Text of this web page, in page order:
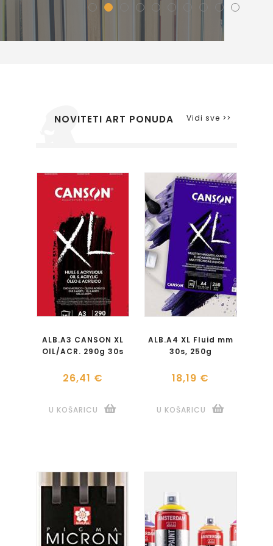
NOVITETI ART PONUDA Vidi sve >>
ALB.A3 CANSON XL
OIL/ACR. 290g 30s
26,41 €
U KOŠARICU
ALB.A4 XL Fluid mm
30s, 250g
18,19 €
U KOŠARICU